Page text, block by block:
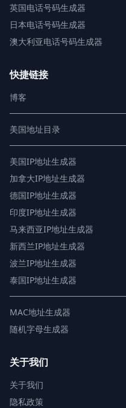
英国电话号码生成器
日本电话号码生成器
澳大利亚电话号码生成器
快捷链接
博客
美国地址目录
美国IP地址生成器
加拿大IP地址生成器
德国IP地址生成器
印度IP地址生成器
马来西亚IP地址生成器
新西兰IP地址生成器
波兰IP地址生成器
泰国IP地址生成器
MAC地址生成器
随机字母生成器
关于我们
关于我们
隐私政策